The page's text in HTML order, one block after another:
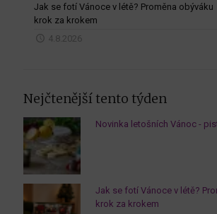
Jak se fotí Vánoce v létě? Proměna obýváku
krok za krokem
4.8.2026
Nejčtenější tento týden
Novinka letošních Vánoc -
Jak se fotí Vánoce v létě?
krok za krokem